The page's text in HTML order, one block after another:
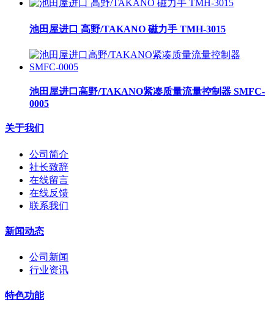
池田屋进口 高野/TAKANO 磁力手 TMH-3015
池田屋进口高野/TAKANO紧凑质量流量控制器 SMFC-
0005
关于我们
公司简介
社长致辞
在线留言
在线反馈
联系我们
新闻动态
公司新闻
行业资讯
特色功能